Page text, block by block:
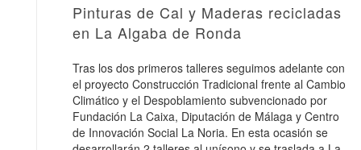
Pinturas de Cal y Maderas recicladas
en La Algaba de Ronda
Tras los dos primeros talleres seguimos adelante con
el proyecto Construcción Tradicional frente al Cambio
Climático y el Despoblamiento subvencionado por
Fundación La Caixa, Diputación de Málaga y Centro
de Innovación Social La Noria. En esta ocasión se